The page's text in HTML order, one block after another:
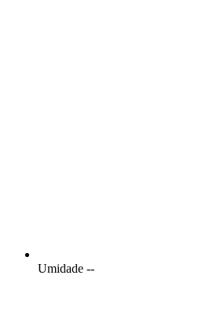
Umidade --